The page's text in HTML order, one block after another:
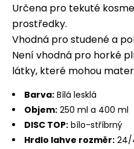
Určena pro tekuté
prostředky.
Vhodná pro studené a
Není vhodná pro horké
látky, které mohou
Barva: Bílá lesklá
Objem: 250 ml a 400 ml
DISC TOP: bílo-stříbrný
Hrdlo lahve rozměr: 24/